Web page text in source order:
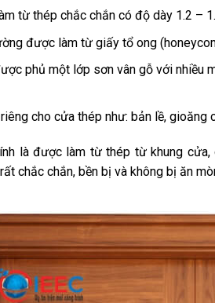
từ thép chắc chắn có độ dày 1.2 –
được làm từ giấy tổ ong
phủ một lớp sơn vân gỗ với nhiều
cho cửa thép như: bản lề, gioăng
là được làm từ thép từ khung
chắc chắn, bền bị và không bị ăn